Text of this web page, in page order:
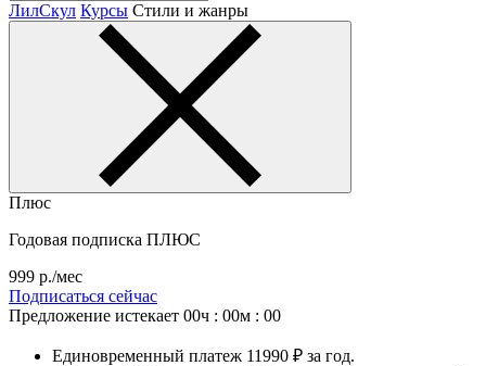
ЛилСкул Курсы Стили и жанры
Плюс
Годовая подписка ПЛЮС
999 р./мес
Подписаться сейчас
Предложение истекает 00ч : 00м : 00
Единовременный платеж 11990 ₽ за год.